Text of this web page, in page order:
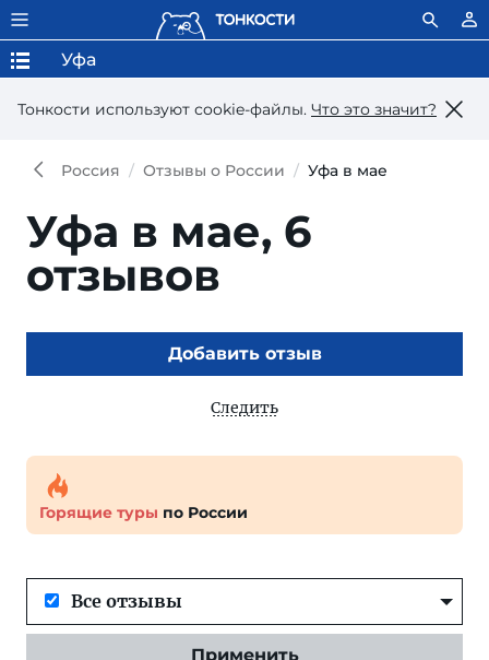
Тонкости используют сookie-файлы. Что это значит?
Уфа
Россия Отзывы о России Уфа в мае
Уфа в мае, 6
отзывов
Добавить отзыв
Следить
Горящие туры по России
Все отзывы
Применить